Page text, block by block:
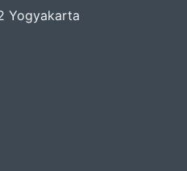
Yogyakarta